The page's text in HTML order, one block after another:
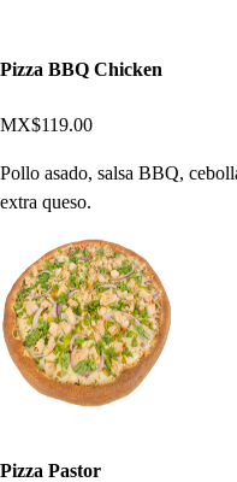
Pizza BBQ Chicken
MX$119.00
Pollo asado, salsa BBQ,
extra queso.
Pizza Pastor